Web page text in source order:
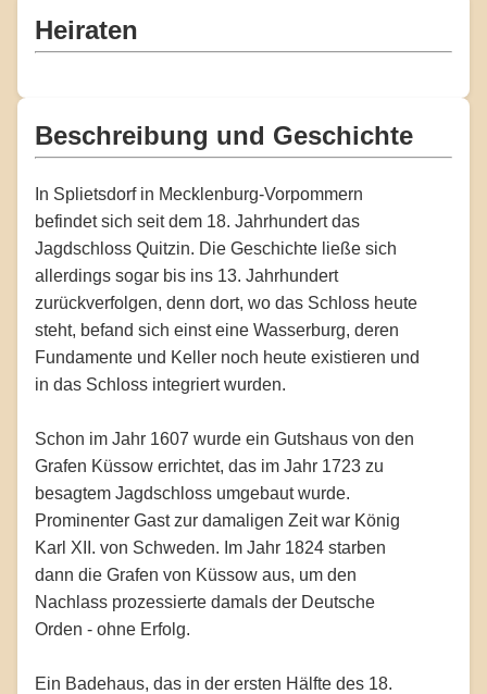
Heiraten
Beschreibung und Geschichte
In Splietsdorf in Mecklenburg-Vorpommern
befindet sich seit dem 18. Jahrhundert das
Jagdschloss Quitzin. Die Geschichte ließe sich
allerdings sogar bis ins 13. Jahrhundert
zurückverfolgen, denn dort, wo das Schloss heute
steht, befand sich einst eine Wasserburg, deren
Fundamente und Keller noch heute existieren und
in das Schloss integriert wurden.
Schon im Jahr 1607 wurde ein Gutshaus von den
Grafen Küssow errichtet, das im Jahr 1723 zu
besagtem Jagdschloss umgebaut wurde.
Prominenter Gast zur damaligen Zeit war König
Karl XII. von Schweden. Im Jahr 1824 starben
dann die Grafen von Küssow aus, um den
Nachlass prozessierte damals der Deutsche
Orden - ohne Erfolg.
Ein Badehaus, das in der ersten Hälfte des 18.